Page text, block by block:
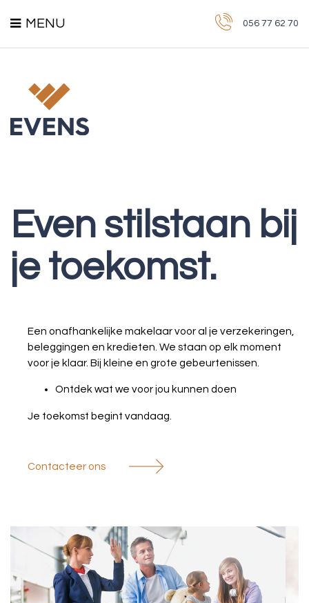
MENU
Kredieten
Kantoor Evens
Contact
056 77 62 70
Even stilstaan bij
je toekomst.
Een onafhankelijke makelaar voor al je verzekeringen,
beleggingen en kredieten. We staan op elk moment
voor je klaar. Bij kleine en grote gebeurtenissen.
Ontdek wat we voor jou kunnen doen
Je toekomst begint vandaag.
Contacteer ons